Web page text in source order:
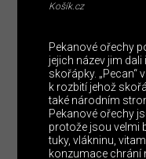
Košík.cz
Pekanové ořechy
jejich název jim
skořápky. „Pecan“
k rozbití jehož
také národním
Pekanové ořechy
protože jsou velmi
tuky, vlákninu,
konzumace chrání